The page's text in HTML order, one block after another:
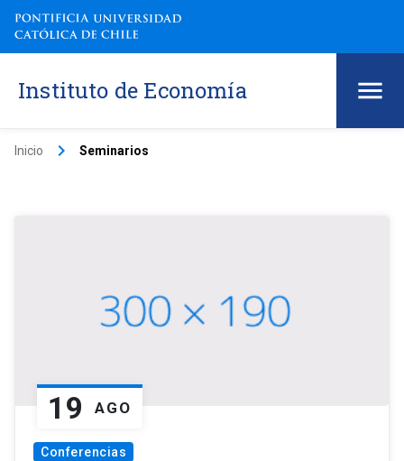
Instituto de Economía
Inicio keyboard_arrow_right Seminarios
19 AGO
Conferencias